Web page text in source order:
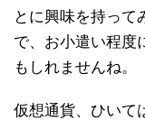
とに興味を持って
で、お小遣い程度
もしれませんね。
仮想通貨、ひいて